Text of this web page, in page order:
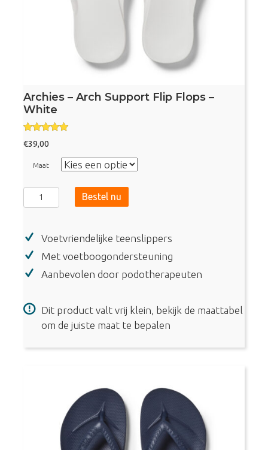
Archies – Arch Support Flip Flops –
White
Gewaardee
rd
uit 5
€39,00
Maat
Archies
-
Support
Flip
Flops
aantal
Bestel nu
Voetvriendelijke teenslippers
Met voetboogondersteuning
Aanbevolen door podotherapeuten
Dit product valt vrij klein, bekijk de maattabel
om de juiste maat te bepalen